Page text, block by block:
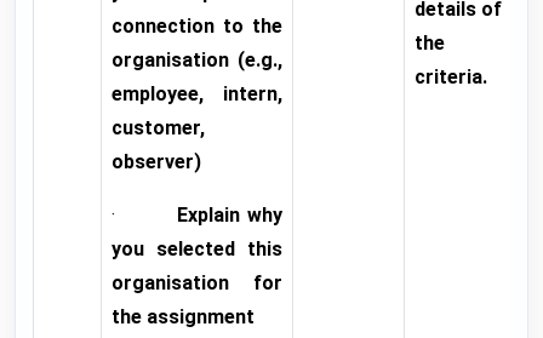
connection to the
organisation (e.g.,
employee, intern,
customer,
observer)
· Explain why
you selected this
organisation for
the assignment
details of
the
criteria.